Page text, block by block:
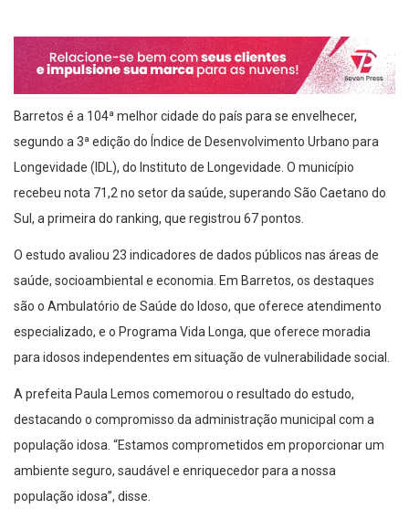
Barretos é a 104ª melhor cidade do país para se envelhecer,
segundo a 3ª edição do Índice de Desenvolvimento Urbano para
Longevidade (IDL), do Instituto de Longevidade. O município
recebeu nota 71,2 no setor da saúde, superando São Caetano do
Sul, a primeira do ranking, que registrou 67 pontos.
O estudo avaliou 23 indicadores de dados públicos nas áreas de
saúde, socioambiental e economia. Em Barretos, os destaques
são o Ambulatório de Saúde do Idoso, que oferece atendimento
especializado, e o Programa Vida Longa, que oferece moradia
para idosos independentes em situação de vulnerabilidade social.
A prefeita Paula Lemos comemorou o resultado do estudo,
destacando o compromisso da administração municipal com a
população idosa. “Estamos comprometidos em proporcionar um
ambiente seguro, saudável e enriquecedor para a nossa
população idosa”, disse.